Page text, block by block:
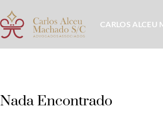
CARLOS ALCEU
Nada Encontrado